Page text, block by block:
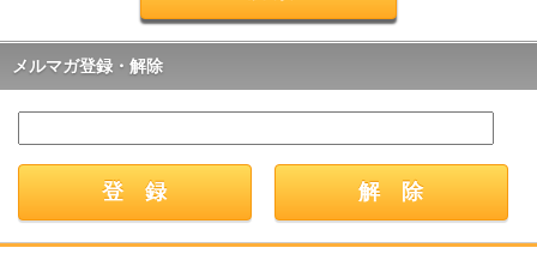
メルマガ登録・解除